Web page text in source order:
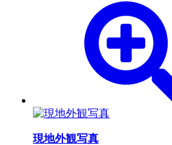
現地外観写真